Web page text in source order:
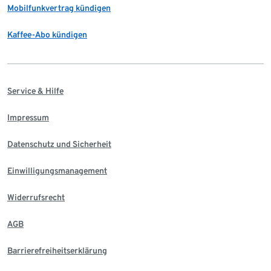
Mobilfunkvertrag kündigen
Kaffee-Abo kündigen
Service & Hilfe
Impressum
Datenschutz und Sicherheit
Einwilligungsmanagement
Widerrufsrecht
AGB
Barrierefreiheitserklärung